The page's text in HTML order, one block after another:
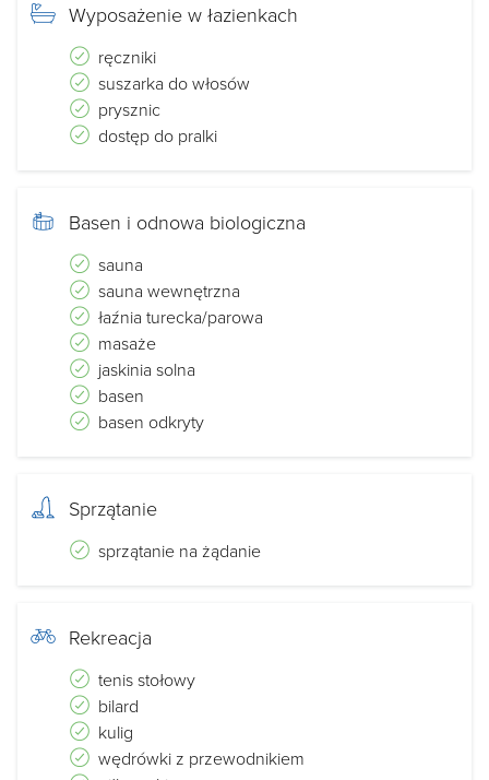
Wyposażenie w łazienkach
ręczniki
suszarka do włosów
prysznic
dostęp do pralki
Basen i odnowa biologiczna
sauna
sauna wewnętrzna
łaźnia turecka/parowa
masaże
jaskinia solna
basen
basen odkryty
Sprzątanie
sprzątanie na żądanie
Rekreacja
tenis stołowy
bilard
kulig
wędrówki z przewodnikiem